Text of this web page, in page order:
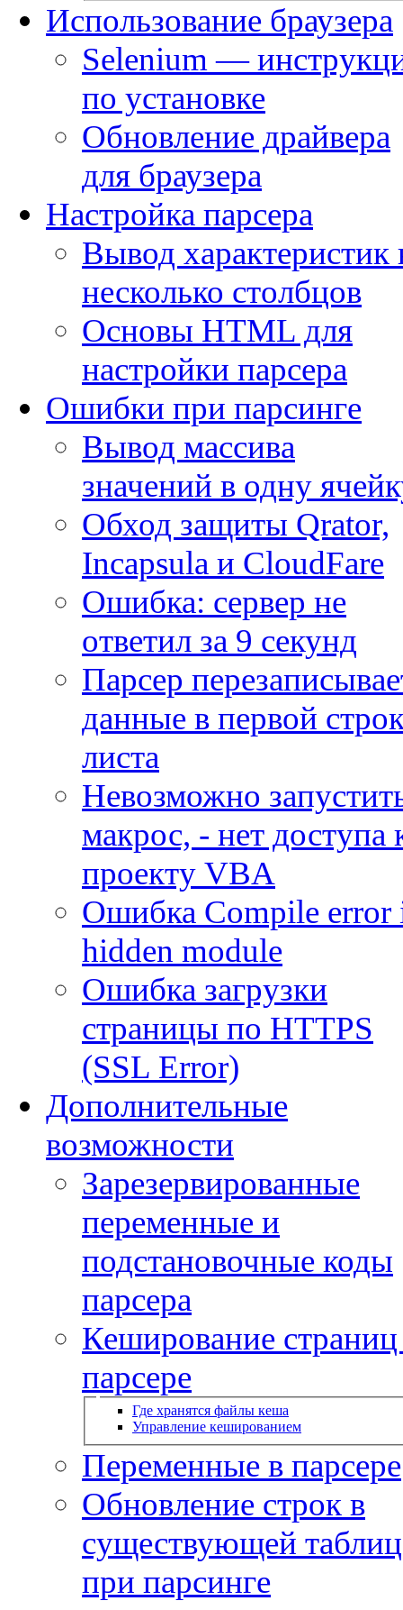
Использование браузера
Selenium —
по установке
Обновление драйвера
для браузера
Настройка парсера
Вывод характеристик
несколько столбцов
Основы HTML для
настройки парсера
Ошибки при парсинге
Вывод массива
значений в одну
Обход защиты Qrator,
Incapsula и CloudFare
Ошибка: сервер не
ответил за 9 секунд
Парсер
данные в первой
листа
Невозможно
макрос, - нет доступа
проекту VBA
Ошибка Compile error
hidden module
Ошибка загрузки
страницы по HTTPS
(SSL Error)
Дополнительные
возможности
Зарезервированные
переменные и
подстановочные коды
парсера
Кеширование страниц
парсере
Где хранятся файлы кеша
Управление кешированием
Переменные в парсере
Обновление строк в
существующей
при парсинге